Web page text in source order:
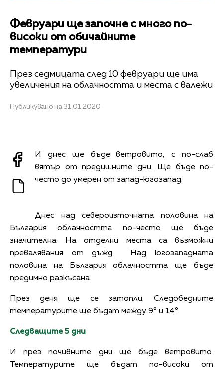
Февруари ще започне с много по-
високи от обичайните
температури
През седмицата след 10 февруари ще има
увеличения на облачността и места с валежи
Публикувано на 31.01.2020
И днес ще бъде ветровито, с по-слаб
вятър от предишните дни. Ще бъде по-
често до умерен от запад-югозапад.
Днес над североизточната половина на
България облачността по-често ще бъде
значителна. На отделни места са възможни
превалявания от дъжд. Над югозападната
половина на България облачността ще бъде
предимно разкъсана.
През деня ще се затопли. Следобедните
температурите ще бъдат между 9° и 14°.
Следващите 5 дни
И през почивните дни ще бъде ветровито.
Температурите ще бъдат по-високи от